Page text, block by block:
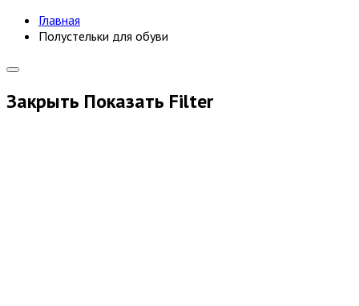
Главная
Полустельки для обуви
Закрыть Показать Filter